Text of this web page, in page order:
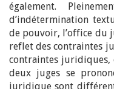
également.
d’indétermination
de pouvoir, l’office du
reflet des contraintes
contraintes juridiques,
deux juges se
juridique sont